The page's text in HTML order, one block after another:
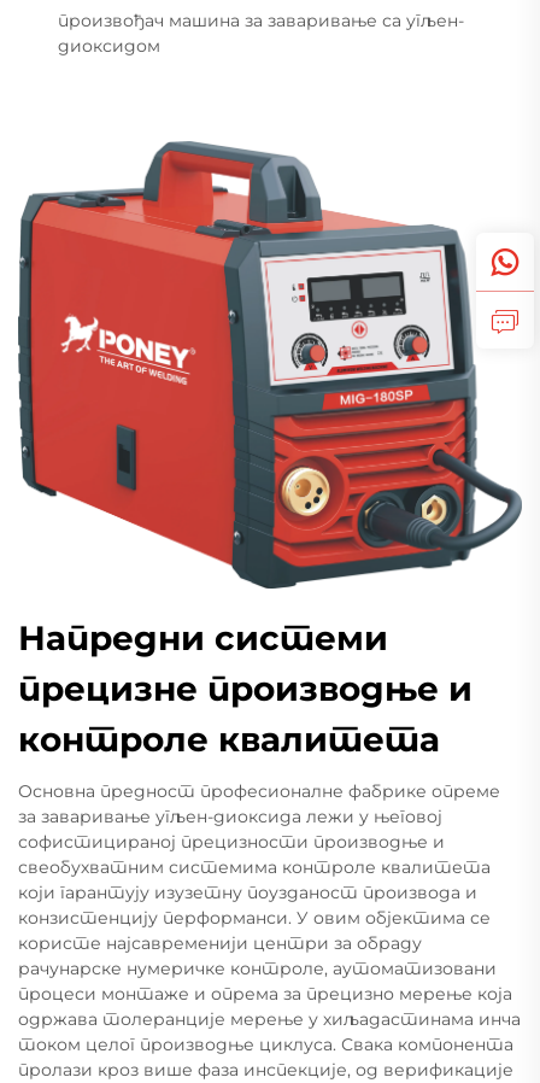
произвођач машина за заваривање са угљен-
диоксидом
Напредни системи
прецизне производње и
контроле квалитета
Основна предност професионалне фабрике опреме
за заваривање угљен-диоксида лежи у његовој
софистицираној прецизности производње и
свеобухватним системима контроле квалитета
који гарантују изузетну поузданост производа и
конзистенцију перформанси. У овим објектима се
користе најсавременији центри за обраду
рачунарске нумеричке контроле, аутоматизовани
процеси монтаже и опрема за прецизно мерење која
одржава толеранције мерење у хиљадастинама инча
током целог производње циклуса. Свака компонента
пролази кроз више фаза инспекције, од верификације